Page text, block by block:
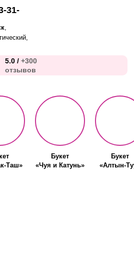
5.0 / +300
отзывов
,
31-
Таш»
Букет
«Чуя и Катунь»
Букет
«Алтын-